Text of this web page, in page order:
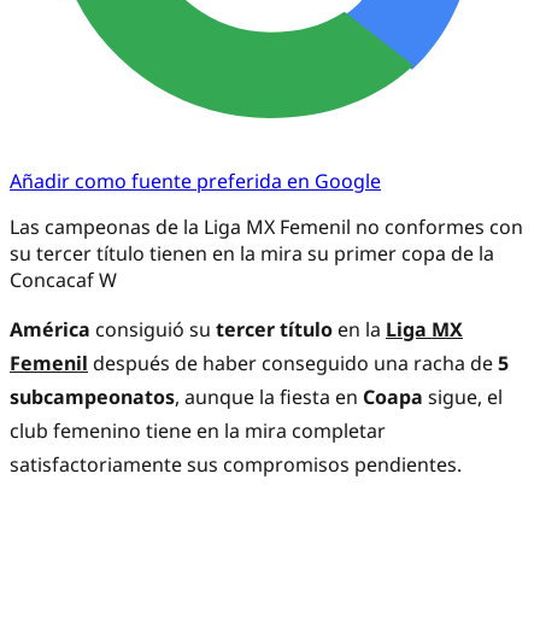
Añadir como fuente preferida en Google
Las campeonas de la Liga MX Femenil no conformes con
su tercer título tienen en la mira su primer copa de la
Concacaf W
América consiguió su tercer título en la Liga MX
Femenil después de haber conseguido una racha de5
subcampeonatos, aunque la fiesta en Coapa sigue, el
club femenino tiene en la mira completar
satisfactoriamente sus compromisos pendientes.